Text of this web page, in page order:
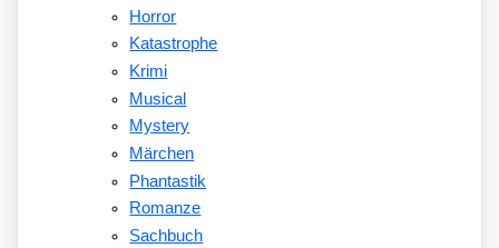
Horror
Katastrophe
Krimi
Musical
Mystery
Märchen
Phantastik
Romanze
Sachbuch